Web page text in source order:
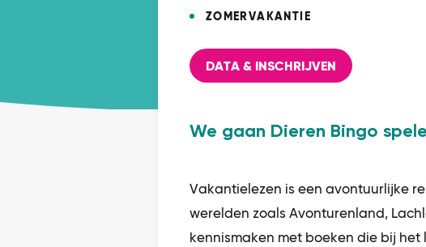
ZOMERVAKANTIE
DATA & INSCHRIJVEN
We gaan Dieren Bingo
Vakantielezen is een avontuurlijke
werelden zoals Avonturenland,
kennismaken met boeken die bij